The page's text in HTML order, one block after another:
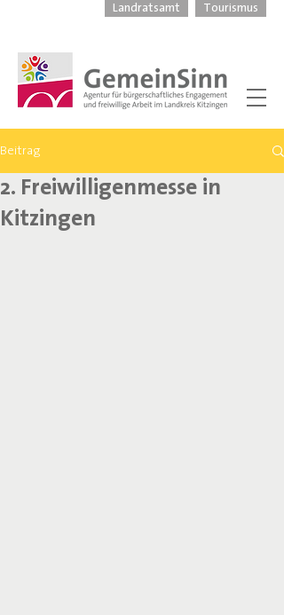
Landratsamt Tourismus
Beitrag
2. Freiwilligenmesse in
Kitzingen